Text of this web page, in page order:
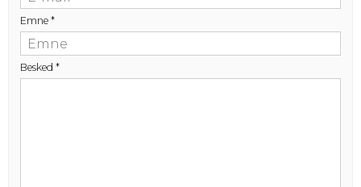
Emne *
Besked *